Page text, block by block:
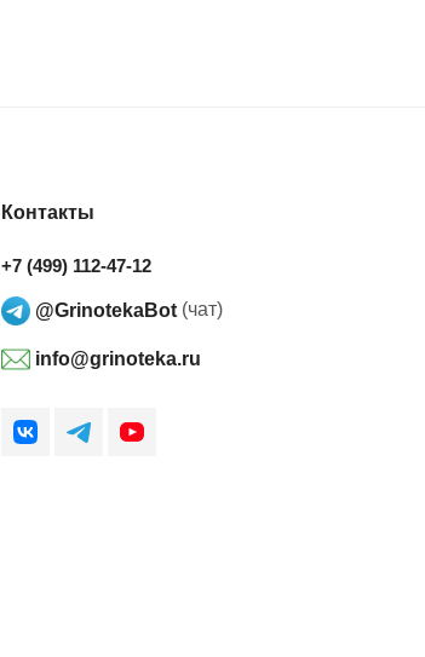
Контакты
+7 (499) 112-47-12
@GrinotekaBot (чат)
info@grinoteka.ru